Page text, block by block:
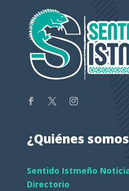
¿Quiénes
Sentido Istmeño
Directorio